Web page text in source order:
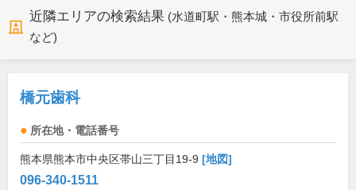
近隣エリアの検索結果 (水道町駅・熊本城・市役所前駅
など)
橋元歯科
所在地・電話番号
熊本県熊本市中央区帯山三丁目19-9 [地図]
096-340-1511